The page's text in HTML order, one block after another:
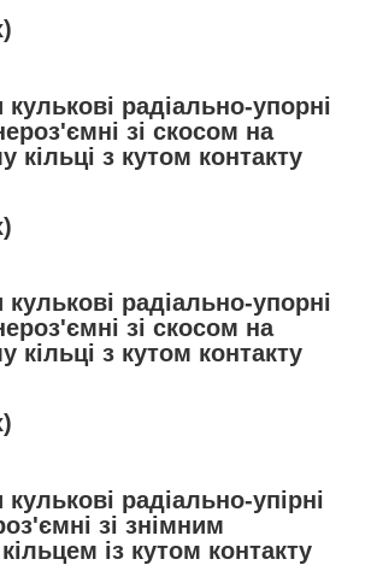
радіально-упорні
зі скосом на
кільці з кутом контакту
радіально-упорні
зі скосом на
кільці з кутом контакту
радіально-упірні
зі знімним
із кутом контакту